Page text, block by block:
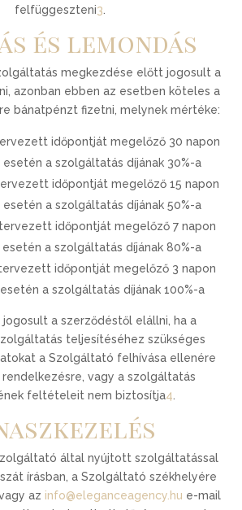
felfüggeszteni3
és lemondás
megkezdése előtt jogosult a
azonban ebben az esetben köteles a
bánatpénzt fizetni, melynek mértéke:
időpontját megelőző 30 napon
a szolgáltatás díjának 30%-a
időpontját megelőző 15 napon
a szolgáltatás díjának 50%-a
időpontját megelőző 7 napon
a szolgáltatás díjának 80%-a
időpontját megelőző 3 napon
a szolgáltatás díjának 100%-a
a szerződéstől elállni, ha a
teljesítéséhez szükséges
a Szolgáltató felhívása ellenére
vagy a szolgáltatás
feltételeit nem biztosítja4
által nyújtott szolgáltatással
írásban, a Szolgáltató székhelyére
az info@eleganceagency.hu e-mail